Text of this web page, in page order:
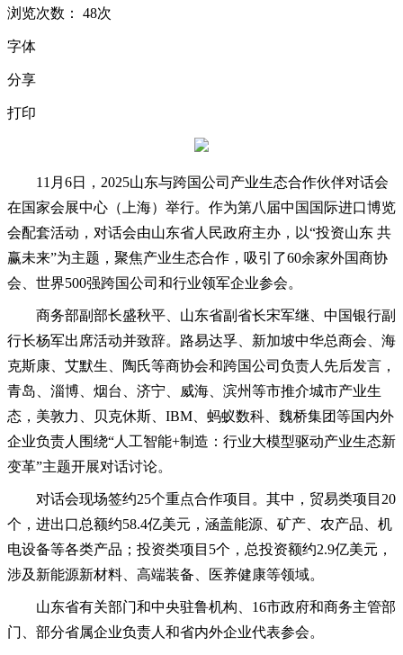
浏览次数： 48次
字体
分享
打印
11月6日，2025山东与跨国公司产业生态合作伙伴对话会
在国家会展中心（上海）举行。作为第八届中国国际进口博览
会配套活动，对话会由山东省人民政府主办，以“投资山东 共
赢未来”为主题，聚焦产业生态合作，吸引了60余家外国商协
会、世界500强跨国公司和行业领军企业参会。
商务部副部长盛秋平、山东省副省长宋军继、中国银行副
行长杨军出席活动并致辞。路易达孚、新加坡中华总商会、海
克斯康、艾默生、陶氏等商协会和跨国公司负责人先后发言，
青岛、淄博、烟台、济宁、威海、滨州等市推介城市产业生
态，美敦力、贝克休斯、IBM、蚂蚁数科、魏桥集团等国内外
企业负责人围绕“人工智能+制造：行业大模型驱动产业生态新
变革”主题开展对话讨论。
对话会现场签约25个重点合作项目。其中，贸易类项目20
个，进出口总额约58.4亿美元，涵盖能源、矿产、农产品、机
电设备等各类产品；投资类项目5个，总投资额约2.9亿美元，
涉及新能源新材料、高端装备、医养健康等领域。
山东省有关部门和中央驻鲁机构、16市政府和商务主管部
门、部分省属企业负责人和省内外企业代表参会。